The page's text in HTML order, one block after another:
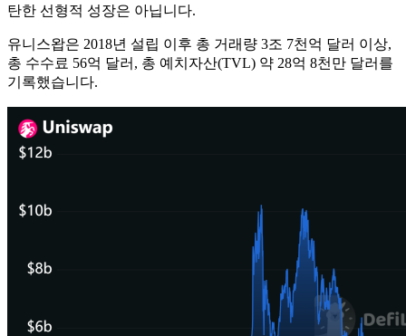
탄한 선형적 성장은 아닙니다.
유니스왑은 2018년 설립 이후 총 거래량 3조 7천억 달러 이상,
총 수수료 56억 달러, 총 예치자산(TVL) 약 28억 8천만 달러를
기록했습니다.